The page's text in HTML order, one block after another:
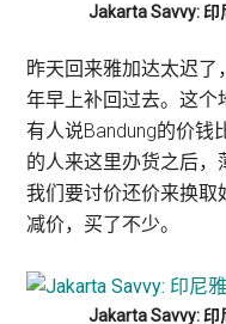
Jakarta Savvy:
昨天回来雅加达太迟了
年早上补回过去。这个
有人说Bandung的价钱
的人来这里办货之后
我们要讨价还价来换取
减价，买了不少。
Jakarta Savvy: